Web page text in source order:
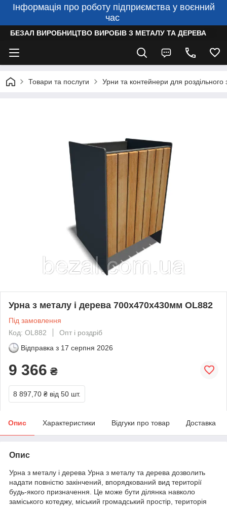
Інформація про роботу підприємства у воєнний
час
БЕЗАЛ ВИРОБНИЦТВО ВИРОБІВ З МЕТАЛУ ТА ДЕРЕВА
Товари та послуги Урни та контейнери для роздільного
Урна з металу і дерева 700х470х430мм OL882
Під замовлення
Код: OL882
Опт і роздріб
Відправка з 17 серпня 2026
9 366 ₴
8 897,70 ₴ від 50 шт.
Опис Характеристики Відгуки про товар Доставка
Опис
Урна з металу і дерева Урна з металу та дерева дозволить
надати повністю закінчений, впорядкований вид території
будь-якого призначення. Це може бути ділянка навколо
заміського котеджу, міський громадський простір, територія